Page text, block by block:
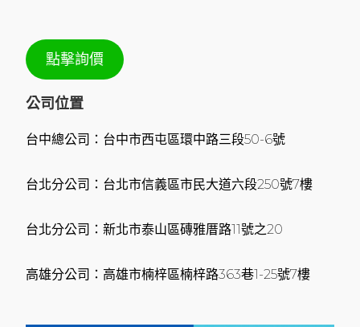
點擊詢價
公司位置
台中總公司：台中市西屯區環中路三段50-6號
台北分公司：台北市信義區市民大道六段250號7樓
台北分公司：新北市泰山區磚雅厝路11號之20
高雄分公司：高雄市楠梓區楠梓路363巷1-25號7樓